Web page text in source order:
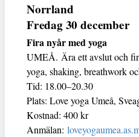
Norrland
Fredag 30 december
Fira nyår med yoga
UMEÅ. Ära ett avslut och
yoga, shaking, breathwork
Tid: 18.00–20.30
Plats: Love yoga Umeå,
Kostnad: 400 kr
Anmälan: